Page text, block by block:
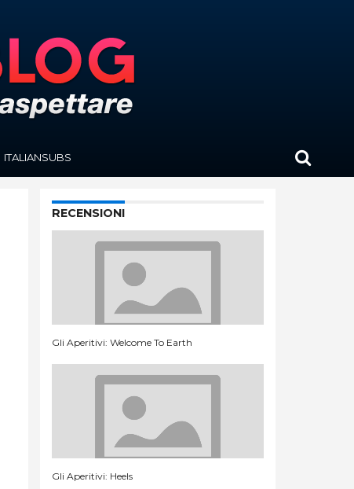
ITALIANSUBS
RECENSIONI
Gli Aperitivi: Welcome To Earth
Gli Aperitivi: Heels